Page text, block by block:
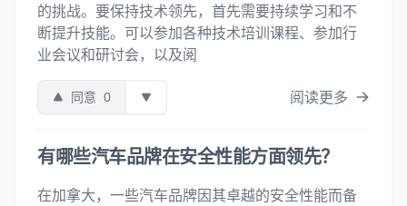
的挑战。要保持技术领先，首先需要持续学习和不
断提升技能。可以参加各种技术培训课程、参加行
业会议和研讨会，以及阅
同意 0 阅读更多
有哪些汽车品牌在安全性能方面领先？
在加拿大，一些汽车品牌因其卓越的安全性能而备